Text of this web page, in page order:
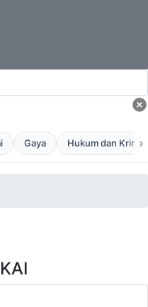
Gaya Hukum dan ›